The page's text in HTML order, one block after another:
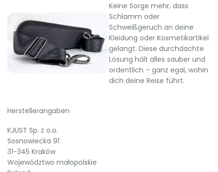
Keine Sorge mehr, dass
Schlamm oder
Schweißgeruch an deine
Kleidung oder Kosmetikartikel
gelangt. Diese durchdachte
Lösung hält alles sauber und
ordentlich – ganz egal, wohin
dich deine Reise führt.
Herstellerangaben
KJUST Sp. z o.o.
Sosnowiecka 91
31-345 Kraków
Województwo małopolskie